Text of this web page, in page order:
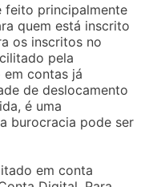
feito principalmente
quem está inscrito
os inscritos no
pela
contas já
de deslocamento
é uma
burocracia pode ser
em conta